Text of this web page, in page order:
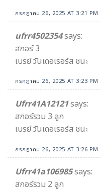
กรกฎาคม 26, 2025 AT 3:21 PM
ufrr4502354says:
สกอร์ 3
เบรย์ วันเดอเรอร์ส ชนะ
กรกฎาคม 26, 2025 AT 3:23 PM
Ufrr41A12121says:
สกอร์รวม 3 ลูก
เบรย์ วันเดอเรอร์ส ชนะ
กรกฎาคม 26, 2025 AT 3:26 PM
Ufrr41a106985says:
สกอร์รวม 2 ลูก